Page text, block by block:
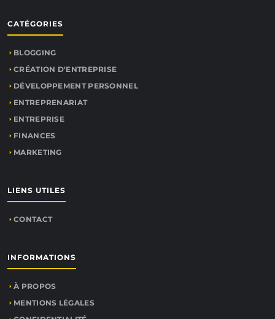
CATÉGORIES
BLOGGING
CRÉATION D'ENTREPRISE
DÉVELOPPEMENT PERSONNEL
ENTREPRENARIAT
ENTREPRISE
FINANCES
MARKETING
LIENS UTILES
CONTACT
INFORMATIONS
À PROPOS
MENTIONS LÉGALES